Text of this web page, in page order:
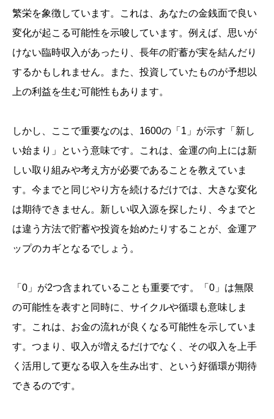
繁栄を象徴しています。これは、あなたの金銭面で良い
変化が起こる可能性を示唆しています。例えば、思いが
けない臨時収入があったり、長年の貯蓄が実を結んだり
するかもしれません。また、投資していたものが予想以
上の利益を生む可能性もあります。
しかし、ここで重要なのは、1600の「1」が示す「新し
い始まり」という意味です。これは、金運の向上には新
しい取り組みや考え方が必要であることを教えていま
す。今までと同じやり方を続けるだけでは、大きな変化
は期待できません。新しい収入源を探したり、今までと
は違う方法で貯蓄や投資を始めたりすることが、金運ア
ップのカギとなるでしょう。
「0」が2つ含まれていることも重要です。「0」は無限
の可能性を表すと同時に、サイクルや循環も意味しま
す。これは、お金の流れが良くなる可能性を示していま
す。つまり、収入が増えるだけでなく、その収入を上手
く活用して更なる収入を生み出す、という好循環が期待
できるのです。